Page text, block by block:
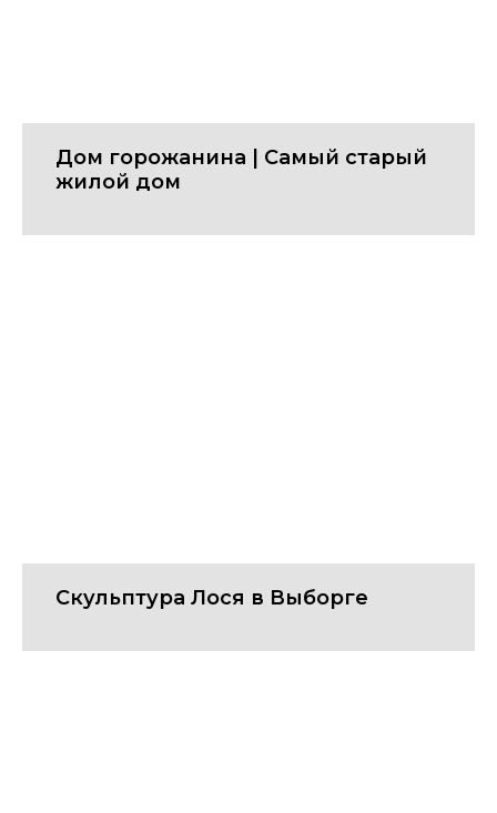
Дом горожанина | Cамый старый
жилой дом
Скульптура Лося в Выборге